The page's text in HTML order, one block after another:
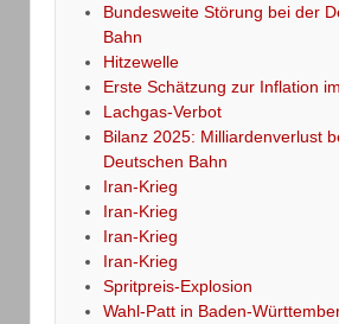
Bundesweite Störung bei der
Bahn
Hitzewelle
Erste Schätzung zur Inflation
Lachgas-Verbot
Bilanz 2025: Milliardenverlust
Deutschen Bahn
Iran-Krieg
Iran-Krieg
Iran-Krieg
Iran-Krieg
Spritpreis-Explosion
Wahl-Patt in Baden-